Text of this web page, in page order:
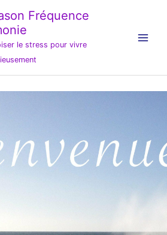
Fréquence
le stress pour vivre